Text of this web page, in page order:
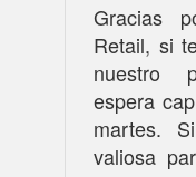
Gracias
Retail, si
nuestro
espera
martes.
valiosa